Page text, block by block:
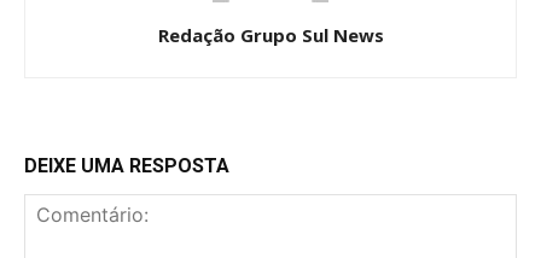
Redação Grupo Sul News
DEIXE UMA RESPOSTA